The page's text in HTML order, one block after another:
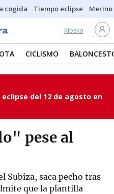
cogida Tiempo eclipse
Kiosko
CICLISMO
del 12 de agosto en
pese al
Subiza, saca pecho tras
que la plantilla